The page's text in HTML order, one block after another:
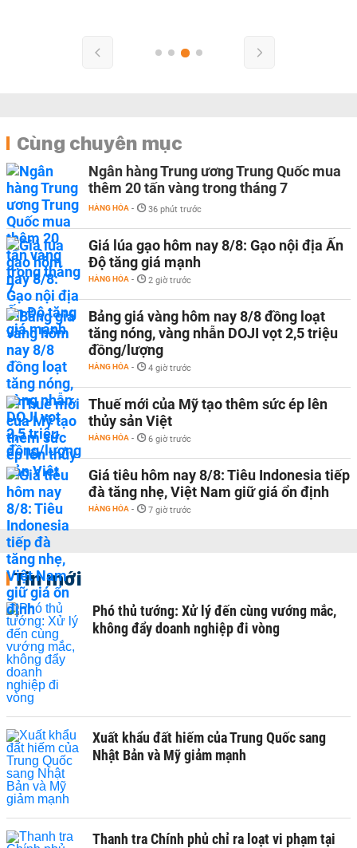
Cùng chuyên mục
Ngân hàng Trung ương Trung Quốc mua
thêm 20 tấn vàng trong tháng 7
HÀNG HÓA - 36 phút trước
Giá lúa gạo hôm nay 8/8: Gạo nội địa Ấn
Độ tăng giá mạnh
HÀNG HÓA - 2 giờ trước
Bảng giá vàng hôm nay 8/8 đồng loạt
tăng nóng, vàng nhẫn DOJI vọt 2,5 triệu
đồng/lượng
HÀNG HÓA - 4 giờ trước
Thuế mới của Mỹ tạo thêm sức ép lên
thủy sản Việt
HÀNG HÓA - 6 giờ trước
Giá tiêu hôm nay 8/8: Tiêu Indonesia tiếp
đà tăng nhẹ, Việt Nam giữ giá ổn định
HÀNG HÓA - 7 giờ trước
Tin mới
Phó thủ tướng: Xử lý đến cùng vướng mắc,
không đẩy doanh nghiệp đi vòng
Xuất khẩu đất hiếm của Trung Quốc sang
Nhật Bản và Mỹ giảm mạnh
Thanh tra Chính phủ chỉ ra loạt vi phạm tại